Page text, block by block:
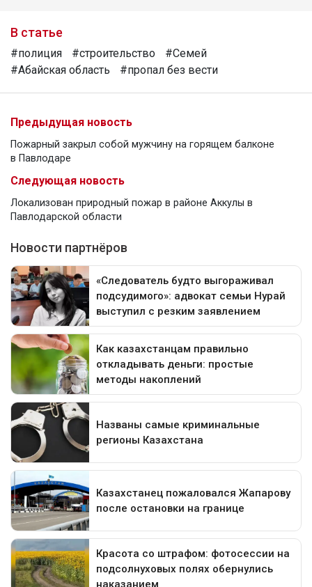
В статье
#полиция #строительство
#Семей
#Абайская область
#пропал без вести
Предыдущая новость
Пожарный закрыл собой мужчину на горящем балконе
в Павлодаре
Следующая новость
Локализован природный пожар в районе Аккулы в
Павлодарской области